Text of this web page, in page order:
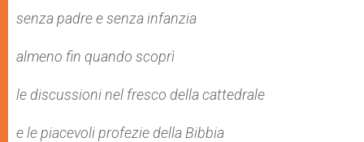
senza padre e senza infanzia
almeno fin quando scoprì
le discussioni nel fresco della cattedrale
e le piacevoli profezie della Bibbia